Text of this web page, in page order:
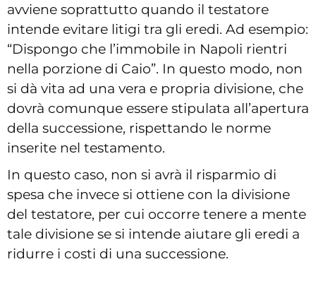
avviene soprattutto quando il testatore
intende evitare litigi tra gli eredi. Ad esempio:
“Dispongo che l’immobile in Napoli rientri
nella porzione di Caio”. In questo modo, non
si dà vita ad una vera e propria divisione, che
dovrà comunque essere stipulata all’apertura
della successione, rispettando le norme
inserite nel testamento.
In questo caso, non si avrà il risparmio di
spesa che invece si ottiene con la divisione
del testatore, per cui occorre tenere a mente
tale divisione se si intende aiutare gli eredi a
ridurre i costi di una successione.